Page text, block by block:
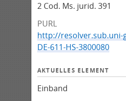
2 Cod. Ms. jurid. 391
PURL
http://
DE-611-HS-3800080
AKTUELLES ELEMENT
Einband